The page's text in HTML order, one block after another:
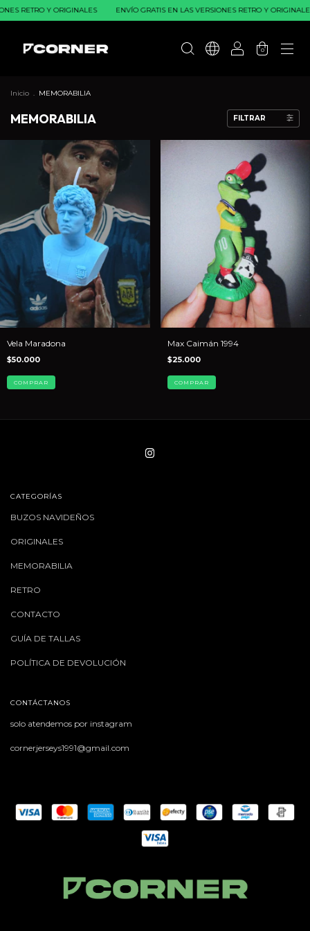
RETRO Y ORIGINALES ENVÍO GRATIS EN LAS VERSIONES RETRO Y ORIGINALES
0
Inicio . MEMORABILIA
MEMORABILIA FILTRAR
Vela Maradona
$50.000
COMPRAR
Max Caimán 1994
$25.000
CATEGORÍAS
BUZOS NAVIDEÑOS
ORIGINALES
MEMORABILIA
RETRO
CONTACTO
GUÍA DE TALLAS
POLÍTICA DE DEVOLUCIÓN
CONTÁCTANOS
solo atendemos por instagram
cornerjerseys1991@gmail.com